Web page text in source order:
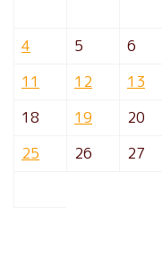
4
5 6
11
12 13
18
19 20
25
26 27